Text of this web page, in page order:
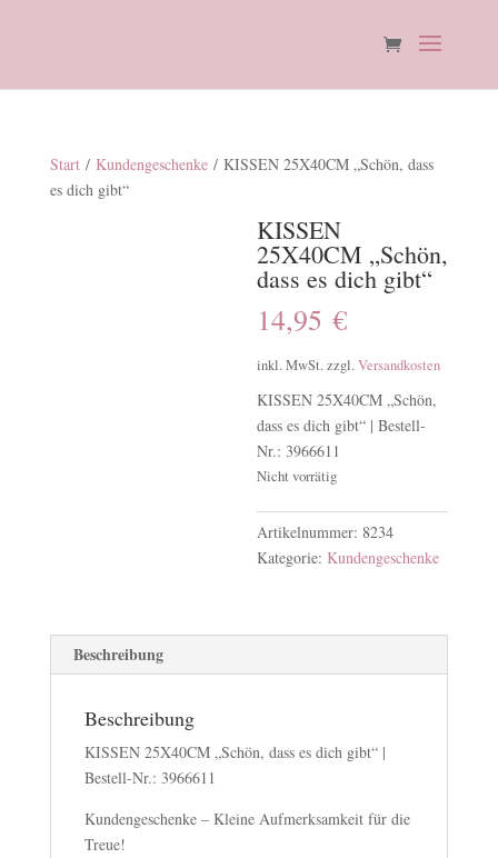
Start/ Kundengeschenke/ KISSEN 25X40CM „Schön, dass
es dich gibt“
KISSEN
25X40CM „Schön,
dass es dich gibt“
14,95€
inkl. MwSt. zzgl.Versandkosten
KISSEN 25X40CM „Schön,
dass es dich gibt“ | Bestell-
Nr.: 3966611
Nicht vorrätig
Artikelnummer: 8234
Kategorie: Kundengeschenke
Beschreibung
Beschreibung
KISSEN 25X40CM „Schön, dass es dich gibt“ |
Bestell-Nr.: 3966611
Kundengeschenke – Kleine Aufmerksamkeit für die
Treue!